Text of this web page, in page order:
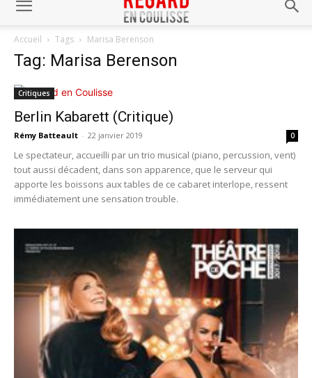
Accueil Tags Marisa Berenson
Tag: Marisa Berenson
Critiques
Berlin Kabarett (Critique)
Rémy Batteault - 22 janvier 2019 0
Le spectateur, accueilli par un trio musical (piano, percussion, vent)
tout aussi décadent, dans son apparence, que le serveur qui
apporte les boissons aux tables de ce cabaret interlope, ressent
immédiatement une sensation trouble.